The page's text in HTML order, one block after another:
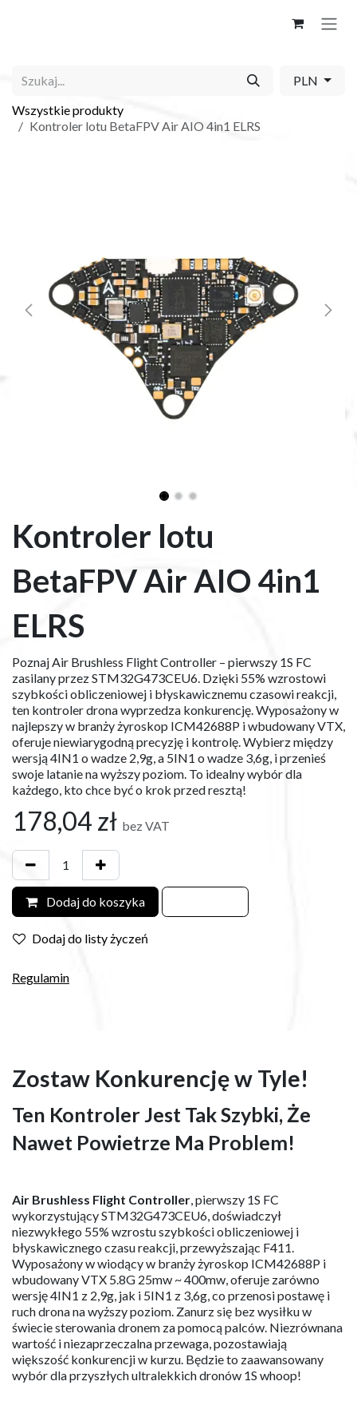
PLN
Wszystkie produkty
Kontroler lotu BetaFPV Air AIO 4in1 ELRS
Kontroler lotu
BetaFPV Air AIO 4in1
ELRS
Poznaj Air Brushless Flight Controller – pierwszy 1S FC
zasilany przez STM32G473CEU6. Dzięki 55% wzrostowi
szybkości obliczeniowej i błyskawicznemu czasowi reakcji,
ten kontroler drona wyprzedza konkurencję. Wyposażony w
najlepszy w branży żyroskop ICM42688P i wbudowany VTX,
oferuje niewiarygodną precyzję i kontrolę. Wybierz między
wersją 4IN1 o wadze 2,9g, a 5IN1 o wadze 3,6g, i przenieś
swoje latanie na wyższy poziom. To idealny wybór dla
każdego, kto chce być o krok przed resztą!
178,04 zł bez VAT
Dodaj do koszyka
Dodaj do listy życzeń
Regulamin
Zostaw Konkurencję w Tyle!
Ten Kontroler Jest Tak Szybki, Że
Nawet Powietrze Ma Problem!
Air Brushless Flight Controller, pierwszy 1S FC
wykorzystujący STM32G473CEU6, doświadczył
niezwykłego 55% wzrostu szybkości obliczeniowej i
błyskawicznego czasu reakcji, przewyższając F411.
Wyposażony w wiodący w branży żyroskop ICM42688P i
wbudowany VTX 5.8G 25mw ~ 400mw, oferuje zarówno
wersję 4IN1 z 2,9g, jak i 5IN1 z 3,6g, co przenosi postawę i
ruch drona na wyższy poziom. Zanurz się bez wysiłku w
świecie sterowania dronem za pomocą palców. Niezrównana
wartość i niezaprzeczalna przewaga, pozostawiają
większość konkurencji w kurzu. Będzie to zaawansowany
wybór dla przyszłych ultralekkich dronów 1S whoop!